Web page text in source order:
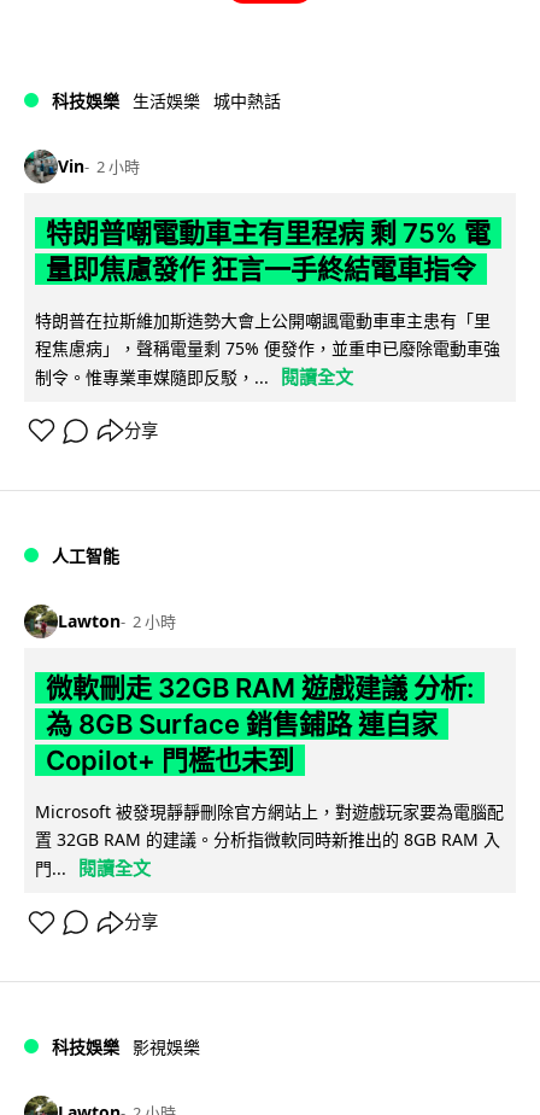
科技娛樂 生活娛樂 城中熱話
Vin 2 小時
特朗普嘲電動車主有里程病 剩 75% 電
量即焦慮發作 狂言一手終結電車指令
特朗普在拉斯維加斯造勢大會上公開嘲諷電動車車主患有「里
程焦慮病」，聲稱電量剩 75% 便發作，並重申已廢除電動車強
制令。惟專業車媒隨即反駁，...
閱讀全文
分享
人工智能
Lawton 2 小時
微軟刪走 32GB RAM 遊戲建議 分析:
為 8GB Surface 銷售鋪路 連自家
Copilot+ 門檻也未到
Microsoft 被發現靜靜刪除官方網站上，對遊戲玩家要為電腦配
置 32GB RAM 的建議。分析指微軟同時新推出的 8GB RAM 入
門...
閱讀全文
分享
科技娛樂 影視娛樂